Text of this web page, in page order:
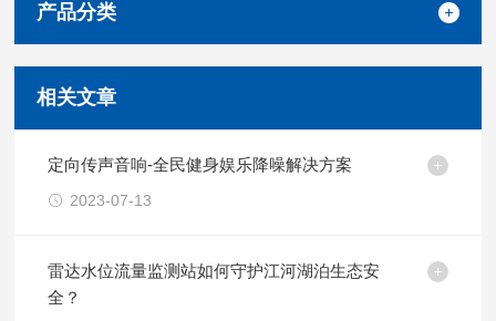
产品分类
相关文章
定向传声音响-全民健身娱乐降噪解决方案
2023-07-13
雷达水位流量监测站如何守护江河湖泊生态安
全？